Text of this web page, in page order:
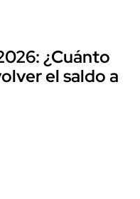
¿Cuánto
el saldo a